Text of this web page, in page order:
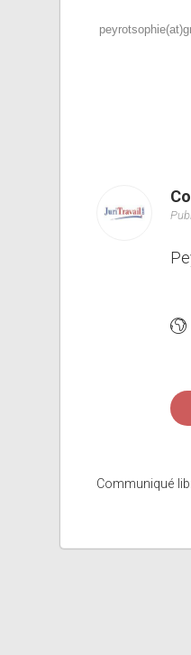
Communiqué